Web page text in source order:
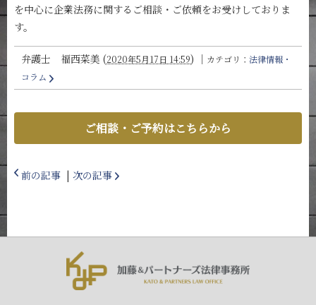
を中心に企業法務に関するご相談・ご依頼をお受けしておりま
す。
弁護士 福西菜美 (2020年5月17日 14:59) ｜ カテゴリ： 法律情報・
コラム
ご相談・ご予約はこちらから
前の記事 | 次の記事